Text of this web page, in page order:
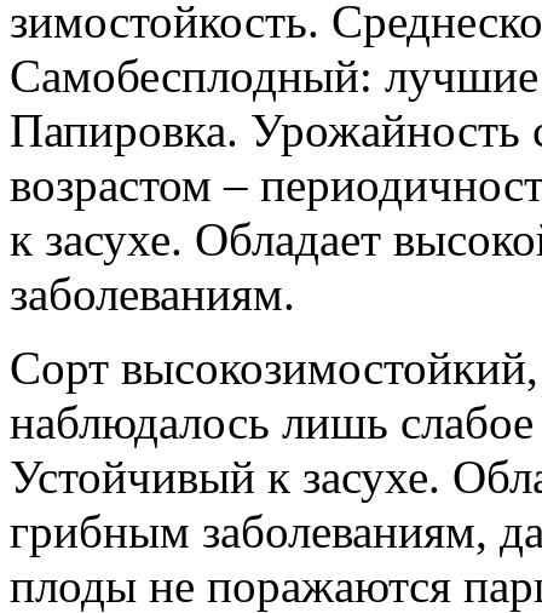
зимостойкость.
Самобесплодный:
Папировка. Урожайность
возрастом –
к засухе. Обладает
заболеваниям.
Сорт
наблюдалось лишь
Устойчивый к засухе.
грибным заболеваниям,
плоды не поражаются